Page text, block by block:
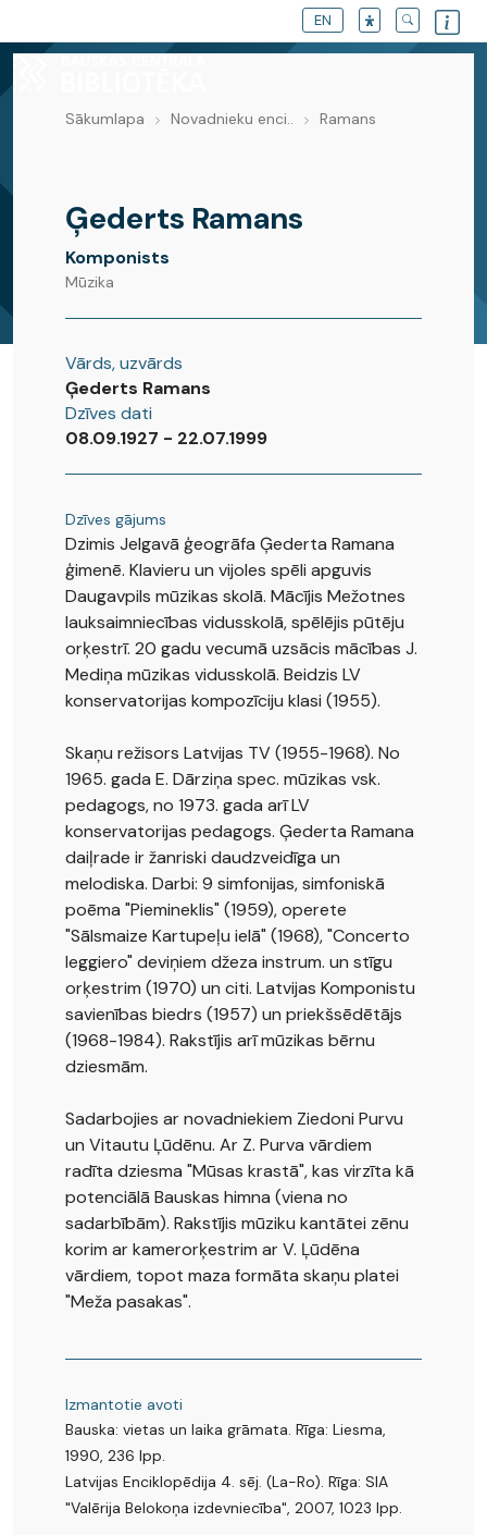
EN
Novadnieku enciklopēdija
Sākumlapa Novadnieku enci.. Ramans
Ģederts Ramans
Komponists
Mūzika
Vārds, uzvārds
Ģederts Ramans
Dzīves dati
08.09.1927 - 22.07.1999
Dzīves gājums
Dzimis Jelgavā ģeogrāfa Ģederta Ramana
ģimenē. Klavieru un vijoles spēli apguvis
Daugavpils mūzikas skolā. Mācījis Mežotnes
lauksaimniecības vidusskolā, spēlējis pūtēju
orķestrī. 20 gadu vecumā uzsācis mācības J.
Mediņa mūzikas vidusskolā. Beidzis LV
konservatorijas kompozīciju klasi (1955).
Skaņu režisors Latvijas TV (1955-1968). No
1965. gada E. Dārziņa spec. mūzikas vsk.
pedagogs, no 1973. gada arī LV
konservatorijas pedagogs. Ģederta Ramana
daiļrade ir žanriski daudzveidīga un
melodiska. Darbi: 9 simfonijas, simfoniskā
poēma "Piemineklis" (1959), operete
"Sālsmaize Kartupeļu ielā" (1968), "Concerto
leggiero" deviņiem džeza instrum. un stīgu
orķestrim (1970) un citi. Latvijas Komponistu
savienības biedrs (1957) un priekšsēdētājs
(1968-1984). Rakstījis arī mūzikas bērnu
dziesmām.
Sadarbojies ar novadniekiem Ziedoni Purvu
un Vitautu Ļūdēnu. Ar Z. Purva vārdiem
radīta dziesma "Mūsas krastā", kas virzīta kā
potenciālā Bauskas himna (viena no
sadarbībām). Rakstījis mūziku kantātei zēnu
korim ar kamerorķestrim ar V. Ļūdēna
vārdiem, topot maza formāta skaņu platei
"Meža pasakas".
Izmantotie avoti
Bauska: vietas un laika grāmata. Rīga: Liesma,
1990, 236 lpp.
Latvijas Enciklopēdija 4. sēj. (La-Ro). Rīga: SIA
"Valērija Belokoņa izdevniecība", 2007, 1023 lpp.